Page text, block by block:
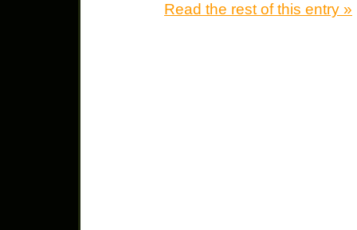
Read the rest of this entry »